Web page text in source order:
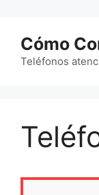
contenido
Cómo
Teléfonos